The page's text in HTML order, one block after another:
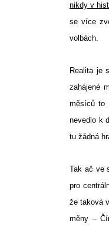
nikdy v
se více
volbách.
Realita je
zahájené
měsíců to
nevedlo k
tu žádná
Tak ač ve
pro
že taková
měny –